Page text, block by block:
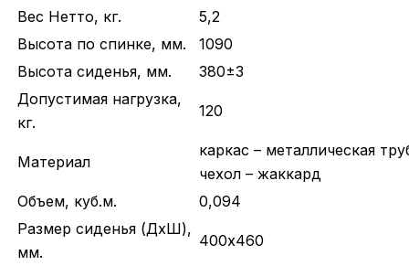
Вес Нетто, кг.
5,2
Высота по спинке, мм.
1090
Высота сиденья, мм.
380±3
Допустимая нагрузка,
кг.
120
Материал
каркас – металлическая
чехол – жаккард
Объем, куб.м.
0,094
Размер сиденья (ДхШ),
мм.
400х460